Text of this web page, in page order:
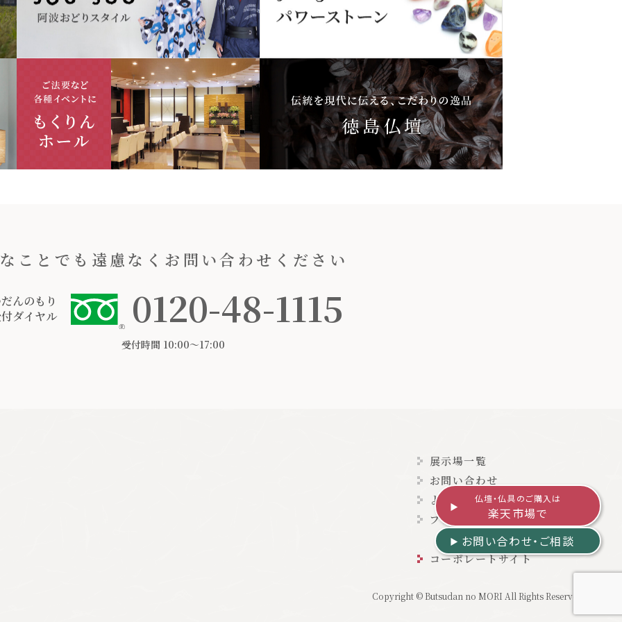
ことでも遠慮なくお問い合わせください
んのもり
ダイヤル
0120-48-1115
受付時間 10:00〜17:00
展示場一覧
お問い合わせ
よくある質問
プライバシーポリシー
コーポレートサイト
Copyright © Butsudan no MORI All Rights Reserved.
仏壇・仏具のご購入は
楽天市場で
お問い合わせ・ご相談